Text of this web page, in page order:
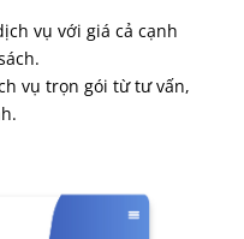
vụ với giá cả cạnh
vụ trọn gói từ tư vấn,